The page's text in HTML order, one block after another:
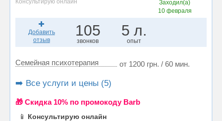
Консультирую онлайн
Заходил(а)
10 февраля
Добавить
отзыв
105
звонков
5 л.
опыт
Семейная психотерапия от 1200 грн. / 60 мин.
➡️ Все услуги и цены (5)
🎁 Cкидка 10% по промокоду Barb
📱 Консультирую онлайн